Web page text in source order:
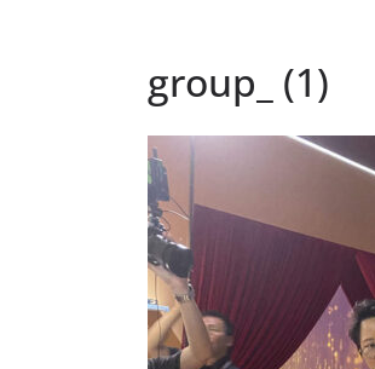
group_ (1)